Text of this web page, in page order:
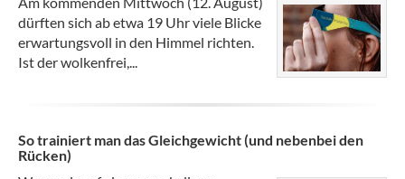
dürften sich ab etwa 19 Uhr viele Blicke
erwartungsvoll in den Himmel richten.
Ist der wolkenfrei,...
So trainiert man das Gleichgewicht (und nebenbei den
Rücken)